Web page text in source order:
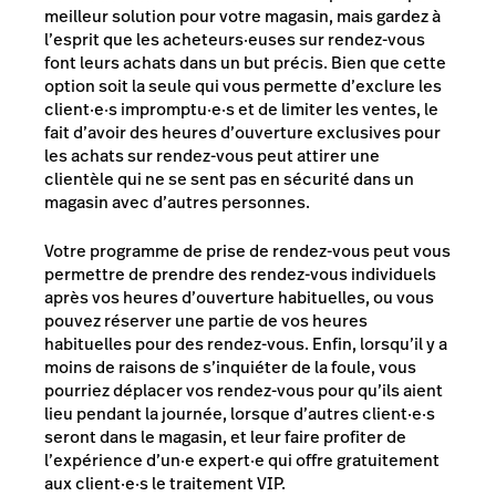
meilleur solution pour votre magasin, mais gardez à
l’esprit que les acheteurs·euses sur rendez-vous
font leurs achats dans un but précis. Bien que cette
option soit la seule qui vous permette d’exclure les
client·e·s impromptu·e·s et de limiter les ventes, le
fait d’avoir des heures d’ouverture exclusives pour
les achats sur rendez-vous peut attirer une
clientèle qui ne se sent pas en sécurité dans un
magasin avec d’autres personnes.
Votre programme de prise de rendez-vous peut vous
permettre de prendre des rendez-vous individuels
après vos heures d’ouverture habituelles, ou vous
pouvez réserver une partie de vos heures
habituelles pour des rendez-vous. Enfin, lorsqu’il y a
moins de raisons de s’inquiéter de la foule, vous
pourriez déplacer vos rendez-vous pour qu’ils aient
lieu pendant la journée, lorsque d’autres client·e·s
seront dans le magasin, et leur faire profiter de
l’expérience d’un·e expert·e qui offre gratuitement
aux client·e·s le traitement VIP.